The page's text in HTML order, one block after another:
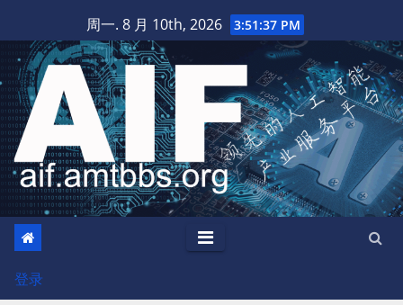
至
内
容
周一. 8 月 10th, 2026 3:51:38 PM
登录